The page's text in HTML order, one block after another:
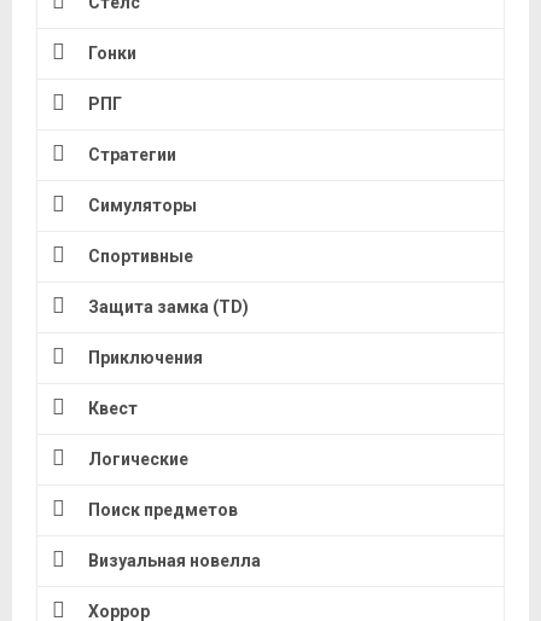
Гонки
РПГ
Стратегии
Симуляторы
Спортивные
Защита замка (TD)
Приключения
Квест
Логические
Поиск предметов
Визуальная новелла
Хоррор